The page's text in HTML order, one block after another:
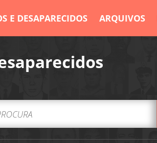
E DESAPARECIDOS ARQUIVOS